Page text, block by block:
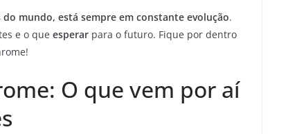
mundo, está sempre em constante evolução.
e o que esperar para o futuro. Fique por dentro
O que vem por aí